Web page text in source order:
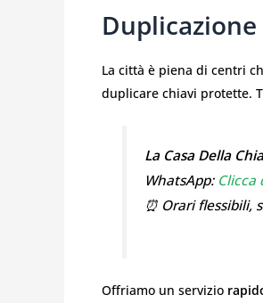
La città è piena di centri
duplicare chiavi protette.
La Casa Della
WhatsApp:
⏰ Orari flessibili,
Offriamo un servizio